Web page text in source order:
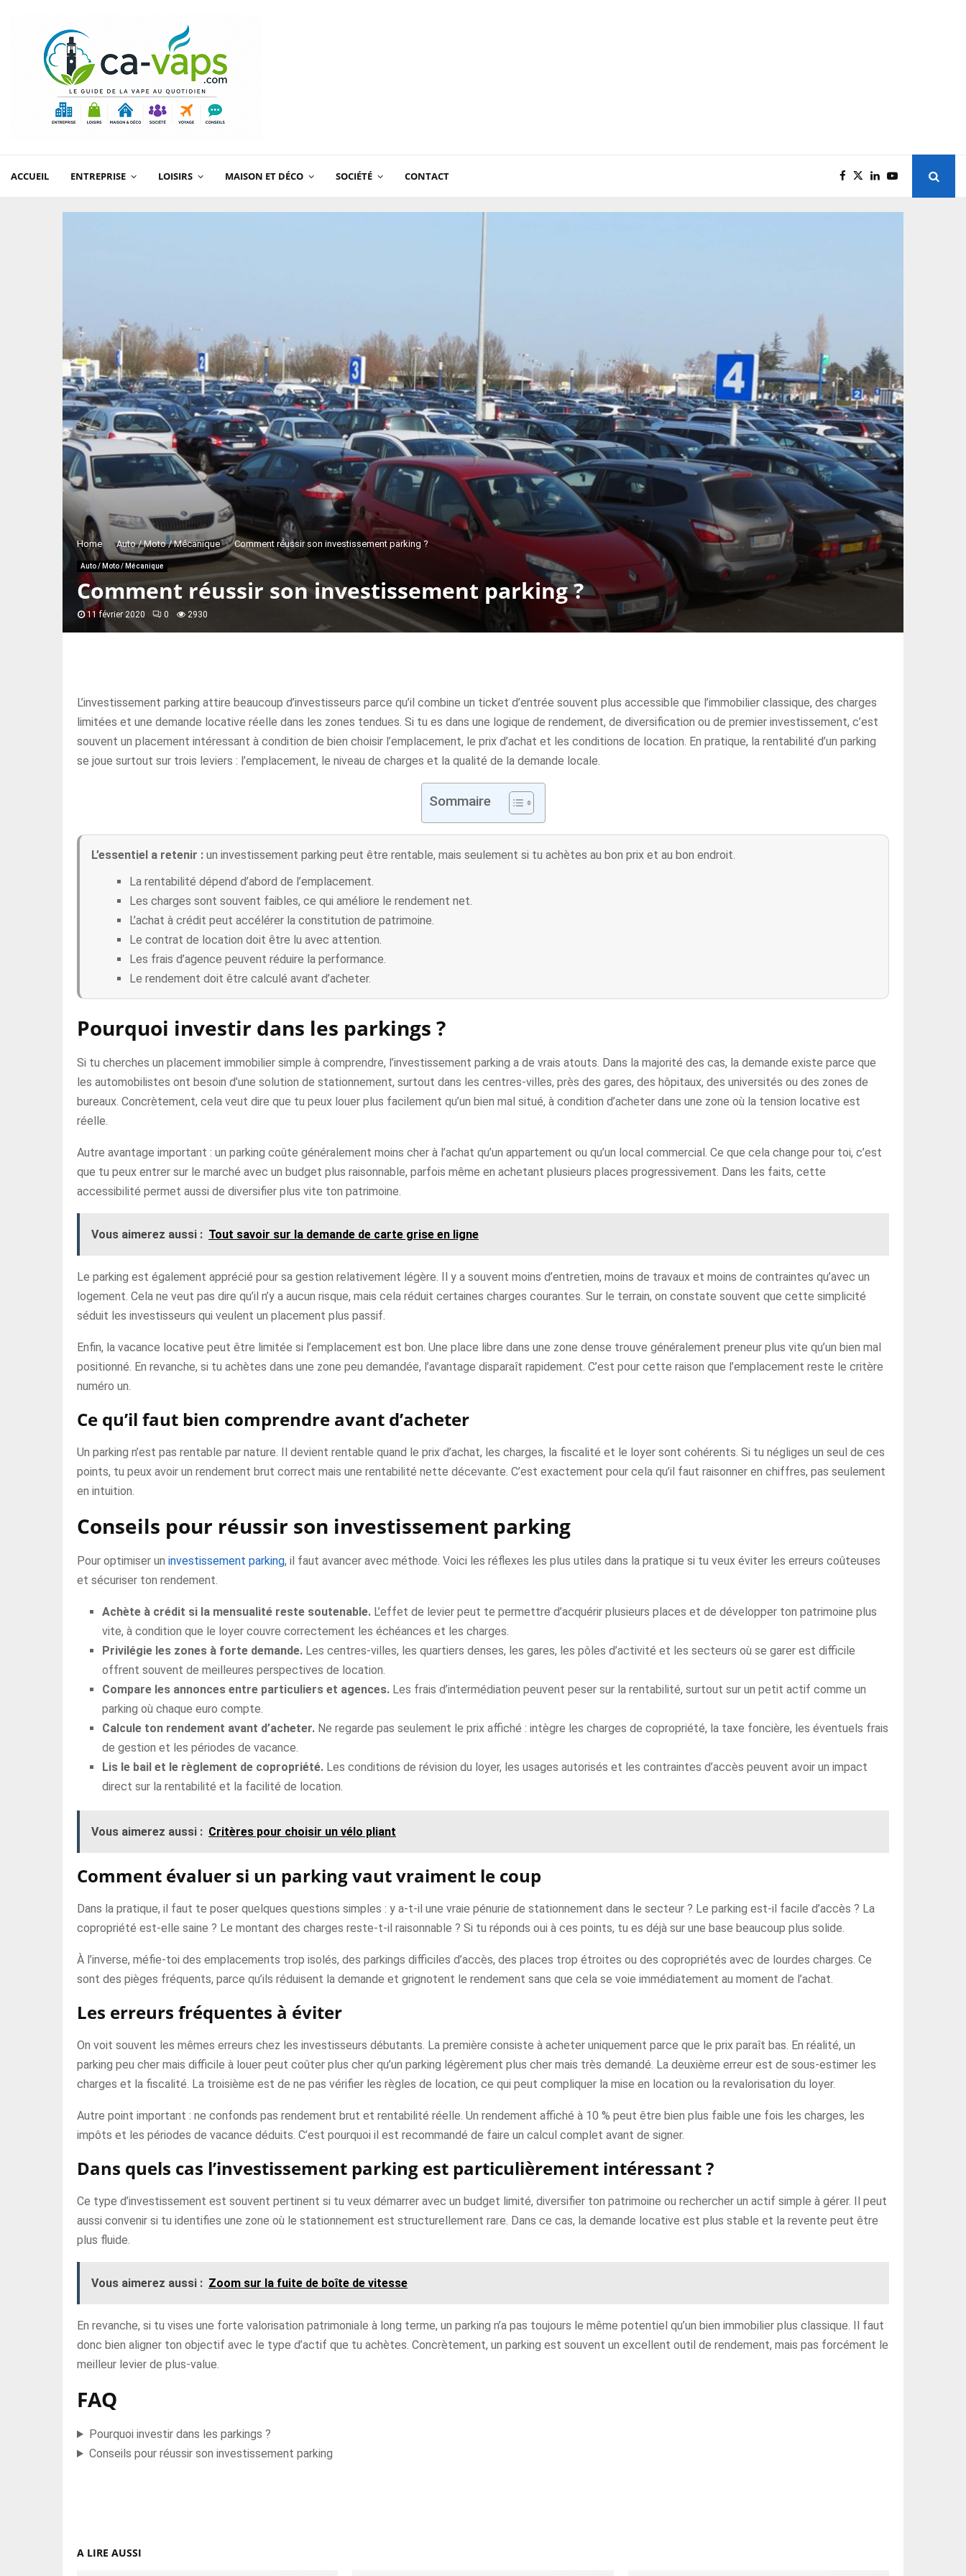
ACCUEIL ENTREPRISE LOISIRS MAISON ET DÉCO SOCIÉTÉ CONTACT
Home Auto / Moto / Mécanique Comment réussir son investissement parking ?
Auto / Moto / Mécanique
Comment réussir son investissement parking ?
11 février 2020 0 2930
L’investissement parking attire beaucoup d’investisseurs parce qu’il combine un ticket d’entrée souvent plus accessible que l’immobilier classique, des charges
limitées et une demande locative réelle dans les zones tendues. Si tu es dans une logique de rendement, de diversification ou de premier investissement, c’est
souvent un placement intéressant à condition de bien choisir l’emplacement, le prix d’achat et les conditions de location. En pratique, la rentabilité d’un parking
se joue surtout sur trois leviers : l’emplacement, le niveau de charges et la qualité de la demande locale.
Sommaire
L’essentiel a retenir : un investissement parking peut être rentable, mais seulement si tu achètes au bon prix et au bon endroit.
La rentabilité dépend d’abord de l’emplacement.
Les charges sont souvent faibles, ce qui améliore le rendement net.
L’achat à crédit peut accélérer la constitution de patrimoine.
Le contrat de location doit être lu avec attention.
Les frais d’agence peuvent réduire la performance.
Le rendement doit être calculé avant d’acheter.
Pourquoi investir dans les parkings ?
Si tu cherches un placement immobilier simple à comprendre, l’investissement parking a de vrais atouts. Dans la majorité des cas, la demande existe parce que
les automobilistes ont besoin d’une solution de stationnement, surtout dans les centres-villes, près des gares, des hôpitaux, des universités ou des zones de
bureaux. Concrètement, cela veut dire que tu peux louer plus facilement qu’un bien mal situé, à condition d’acheter dans une zone où la tension locative est
réelle.
Autre avantage important : un parking coûte généralement moins cher à l’achat qu’un appartement ou qu’un local commercial. Ce que cela change pour toi, c’est
que tu peux entrer sur le marché avec un budget plus raisonnable, parfois même en achetant plusieurs places progressivement. Dans les faits, cette
accessibilité permet aussi de diversifier plus vite ton patrimoine.
Vous aimerez aussi : Tout savoir sur la demande de carte grise en ligne
Le parking est également apprécié pour sa gestion relativement légère. Il y a souvent moins d’entretien, moins de travaux et moins de contraintes qu’avec un
logement. Cela ne veut pas dire qu’il n’y a aucun risque, mais cela réduit certaines charges courantes. Sur le terrain, on constate souvent que cette simplicité
séduit les investisseurs qui veulent un placement plus passif.
Enfin, la vacance locative peut être limitée si l’emplacement est bon. Une place libre dans une zone dense trouve généralement preneur plus vite qu’un bien mal
positionné. En revanche, si tu achètes dans une zone peu demandée, l’avantage disparaît rapidement. C’est pour cette raison que l’emplacement reste le critère
numéro un.
Ce qu’il faut bien comprendre avant d’acheter
Un parking n’est pas rentable par nature. Il devient rentable quand le prix d’achat, les charges, la fiscalité et le loyer sont cohérents. Si tu négliges un seul de ces
points, tu peux avoir un rendement brut correct mais une rentabilité nette décevante. C’est exactement pour cela qu’il faut raisonner en chiffres, pas seulement
en intuition.
Conseils pour réussir son investissement parking
Pour optimiser un investissement parking, il faut avancer avec méthode. Voici les réflexes les plus utiles dans la pratique si tu veux éviter les erreurs coûteuses
et sécuriser ton rendement.
Achète à crédit si la mensualité reste soutenable. L’effet de levier peut te permettre d’acquérir plusieurs places et de développer ton patrimoine plus
vite, à condition que le loyer couvre correctement les échéances et les charges.
Privilégie les zones à forte demande. Les centres-villes, les quartiers denses, les gares, les pôles d’activité et les secteurs où se garer est difficile
offrent souvent de meilleures perspectives de location.
Compare les annonces entre particuliers et agences. Les frais d’intermédiation peuvent peser sur la rentabilité, surtout sur un petit actif comme un
parking où chaque euro compte.
Calcule ton rendement avant d’acheter. Ne regarde pas seulement le prix affiché : intègre les charges de copropriété, la taxe foncière, les éventuels frais
de gestion et les périodes de vacance.
Lis le bail et le règlement de copropriété. Les conditions de révision du loyer, les usages autorisés et les contraintes d’accès peuvent avoir un impact
direct sur la rentabilité et la facilité de location.
Vous aimerez aussi : Critères pour choisir un vélo pliant
Comment évaluer si un parking vaut vraiment le coup
Dans la pratique, il faut te poser quelques questions simples : y a-t-il une vraie pénurie de stationnement dans le secteur ? Le parking est-il facile d’accès ? La
copropriété est-elle saine ? Le montant des charges reste-t-il raisonnable ? Si tu réponds oui à ces points, tu es déjà sur une base beaucoup plus solide.
À l’inverse, méfie-toi des emplacements trop isolés, des parkings difficiles d’accès, des places trop étroites ou des copropriétés avec de lourdes charges. Ce
sont des pièges fréquents, parce qu’ils réduisent la demande et grignotent le rendement sans que cela se voie immédiatement au moment de l’achat.
Les erreurs fréquentes à éviter
On voit souvent les mêmes erreurs chez les investisseurs débutants. La première consiste à acheter uniquement parce que le prix paraît bas. En réalité, un
parking peu cher mais difficile à louer peut coûter plus cher qu’un parking légèrement plus cher mais très demandé. La deuxième erreur est de sous-estimer les
charges et la fiscalité. La troisième est de ne pas vérifier les règles de location, ce qui peut compliquer la mise en location ou la revalorisation du loyer.
Autre point important : ne confonds pas rendement brut et rentabilité réelle. Un rendement affiché à 10 % peut être bien plus faible une fois les charges, les
impôts et les périodes de vacance déduits. C’est pourquoi il est recommandé de faire un calcul complet avant de signer.
Dans quels cas l’investissement parking est particulièrement intéressant ?
Ce type d’investissement est souvent pertinent si tu veux démarrer avec un budget limité, diversifier ton patrimoine ou rechercher un actif simple à gérer. Il peut
aussi convenir si tu identifies une zone où le stationnement est structurellement rare. Dans ce cas, la demande locative est plus stable et la revente peut être
plus fluide.
Vous aimerez aussi : Zoom sur la fuite de boîte de vitesse
En revanche, si tu vises une forte valorisation patrimoniale à long terme, un parking n’a pas toujours le même potentiel qu’un bien immobilier plus classique. Il faut
donc bien aligner ton objectif avec le type d’actif que tu achètes. Concrètement, un parking est souvent un excellent outil de rendement, mais pas forcément le
meilleur levier de plus-value.
FAQ
Pourquoi investir dans les parkings ?
Conseils pour réussir son investissement parking
A LIRE AUSSI